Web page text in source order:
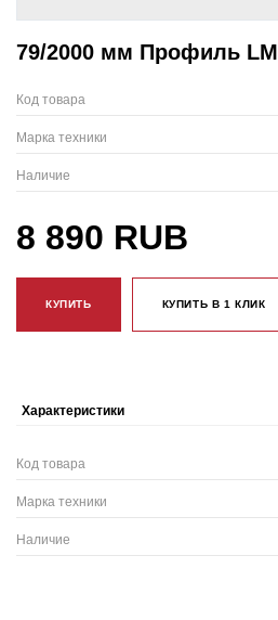
79/2000 мм Профиль LM
Код товара
Марка техники
Наличие
8 890 RUB
КУПИТЬ КУПИТЬ В 1 КЛИК
Характеристики
Код товара
Марка техники
Наличие